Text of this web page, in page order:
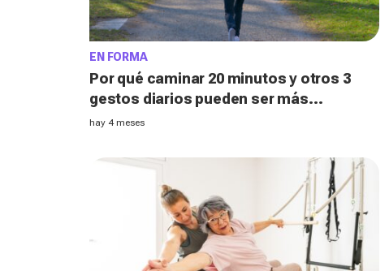
EN FORMA
Por qué caminar 20 minutos y otros 3
gestos diarios pueden ser más
significativos a partir de los 50, según
hay 4 meses